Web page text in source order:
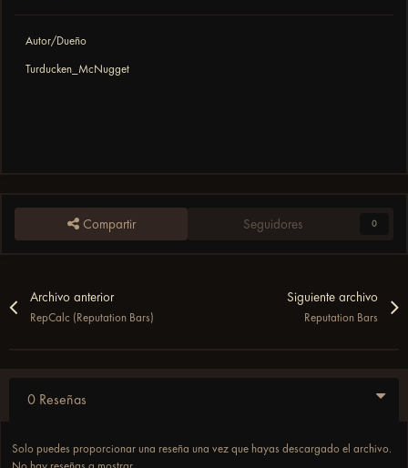
Autor/Dueño
Turducken_McNugget
Compartir Seguidores 0
Archivo anterior
RepCalc (Reputation Bars)
Siguiente archivo
Reputation Bars
0 Reseñas
Solo puedes proporcionar una reseña una vez que hayas descargado el archivo.